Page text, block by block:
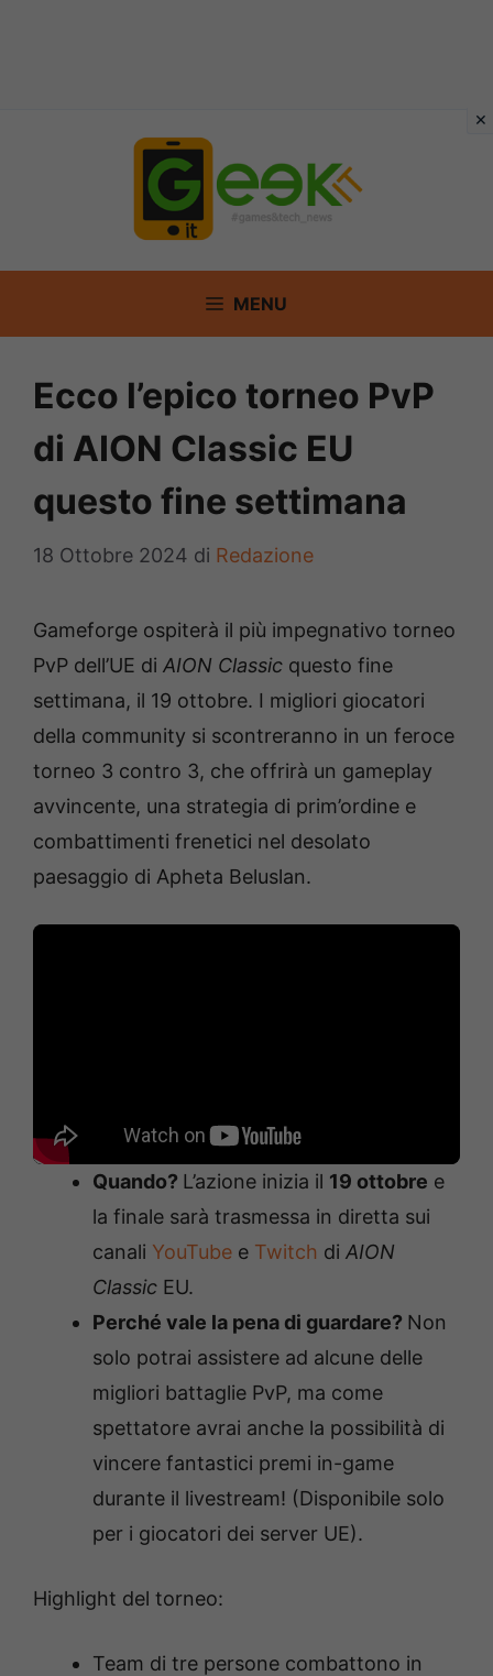
MENU
Ecco l’epico torneo PvP
di AION Classic EU
questo fine settimana
18 Ottobre 2024 di Redazione
Gameforge ospiterà il più impegnativo torneo
PvP dell’UE di AION Classic questo fine
settimana, il 19 ottobre. I migliori giocatori
della community si scontreranno in un feroce
torneo 3 contro 3, che offrirà un gameplay
avvincente, una strategia di prim’ordine e
combattimenti frenetici nel desolato
paesaggio di Apheta Beluslan.
Quando? L’azione inizia il 19 ottobre e
la finale sarà trasmessa in diretta sui
canali YouTube e Twitch di AION
Classic EU.
Perché vale la pena di guardare? Non
solo potrai assistere ad alcune delle
migliori battaglie PvP, ma come
spettatore avrai anche la possibilità di
vincere fantastici premi in-game
durante il livestream! (Disponibile solo
per i giocatori dei server UE).
Highlight del torneo:
Team di tre persone combattono in